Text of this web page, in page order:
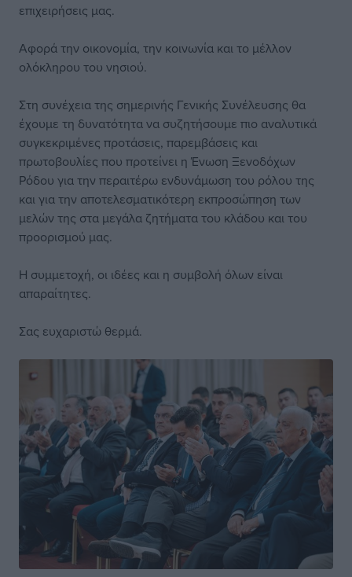
επιχειρήσεις μας.
Αφορά την οικονομία, την κοινωνία και το μέλλον
ολόκληρου του νησιού.
Στη συνέχεια της σημερινής Γενικής Συνέλευσης θα
έχουμε τη δυνατότητα να συζητήσουμε πιο αναλυτικά
συγκεκριμένες προτάσεις, παρεμβάσεις και
πρωτοβουλίες που προτείνει η Ένωση Ξενοδόχων
Ρόδου για την περαιτέρω ενδυνάμωση του ρόλου της
και για την αποτελεσματικότερη εκπροσώπηση των
μελών της στα μεγάλα ζητήματα του κλάδου και του
προορισμού μας.
Η συμμετοχή, οι ιδέες και η συμβολή όλων είναι
απαραίτητες.
Σας ευχαριστώ θερμά.